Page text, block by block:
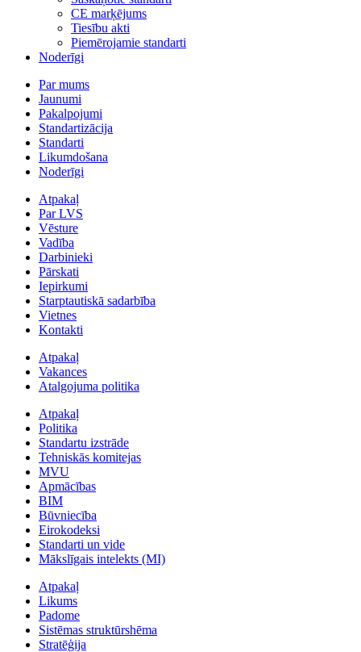
CE marķējums
Tiesību akti
Piemērojamie standarti
Noderīgi
Par mums
Jaunumi
Pakalpojumi
Standartizācija
Standarti
Likumdošana
Noderīgi
Atpakaļ
Par LVS
Vēsture
Vadība
Darbinieki
Pārskati
Iepirkumi
Starptautiskā sadarbība
Vietnes
Kontakti
Atpakaļ
Vakances
Atalgojuma politika
Atpakaļ
Politika
Standartu izstrāde
Tehniskās komitejas
MVU
Apmācības
BIM
Būvniecība
Eirokodeksi
Standarti un vide
Mākslīgais intelekts (MI)
Atpakaļ
Likums
Padome
Sistēmas struktūrshēma
Stratēģija